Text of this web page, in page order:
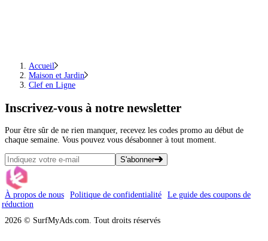
Accueil
Maison et Jardin
Clef en Ligne
Inscrivez-vous à notre newsletter
Pour être sûr de ne rien manquer, recevez les codes promo au début de
chaque semaine. Vous pouvez vous désabonner à tout moment.
S'abonner
À propos de nous Politique de confidentialité
Le guide des coupons de
réduction
2026 © SurfMyAds.com. Tout droits réservés